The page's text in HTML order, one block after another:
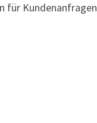
für Kundenanfragen